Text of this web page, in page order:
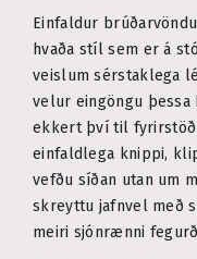
Einfaldur
hvaða stíl sem er á
veislum sérstaklega
velur eingöngu
ekkert því til
einfaldlega knippi,
vefðu síðan utan um
skreyttu jafnvel með
meiri sjónrænni